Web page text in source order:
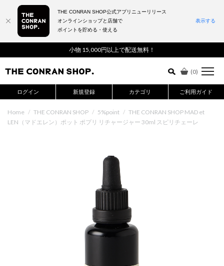
小物 15,000円以上で配送無料！
(0)
ログイン 新規登録 カテゴリ ご利用ガイド
詳細検索はこちら
Home / THE CONRAN SHOP / 5%point / THE CONRAN SHOP MAD et
LEN（マドエレン）ポット ポプリ リチャージャー 30ml スピリチェーレ
THE CONRAN SHOP公式アプリニューリリース
オンラインショップと店舗で
ポイントを貯める・使える
表示する